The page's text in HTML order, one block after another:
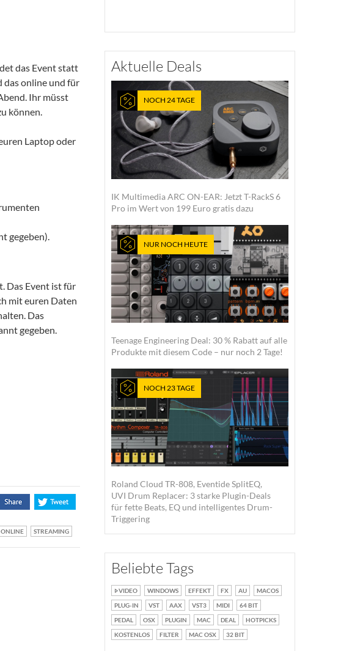
das Event statt
das online und für
Ihr müsst
können.
Laptop oder
gegeben).
Das Event ist für
mit euren Daten
Das
gegeben.
ONLINE STREAMING
Aktuelle Deals
NOCH 24 TAGE
IK Multimedia ARC ON-EAR: Jetzt T-RackS 6
Pro im Wert von 199 Euro gratis dazu
NUR NOCH HEUTE
Teenage Engineering Deal: 30 % Rabatt auf alle
Produkte mit diesem Code – nur noch 2 Tage!
NOCH 23 TAGE
Roland Cloud TR-808, Eventide SplitEQ,
UVI Drum Replacer: 3 starke Plugin-Deals
für fette Beats, EQ und intelligentes Drum-
Triggering
Beliebte Tags
VIDEO WINDOWS EFFEKT FX AU
MACOS
PLUG-IN
VST AAX VST3 MIDI
64 BIT
PEDAL
OSX PLUGIN MAC DEAL
HOTPICKS
KOSTENLOS
FILTER MAC OSX 32 BIT